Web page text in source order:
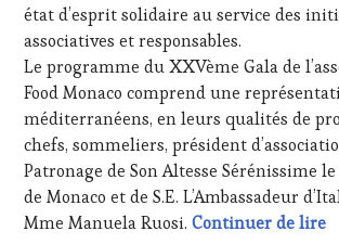
DÉGUSTATIONS,
WINE
TASTING,
JEU,
LIVE
STREAMING,
MÉDIAS,
PRESSE
ÉCRITE,
RADIO,
TV,
état d’esprit solidaire au service des
associatives et responsables.
Le programme du XXVème Gala de
Food Monaco comprend une
méditerranéens, en leurs qualités de
chefs, sommeliers, président
Patronage de Son Altesse Sérénissime
de Monaco et de S.E. L’Ambassadeur
Mme Manuela Ruosi.Continuer de lire